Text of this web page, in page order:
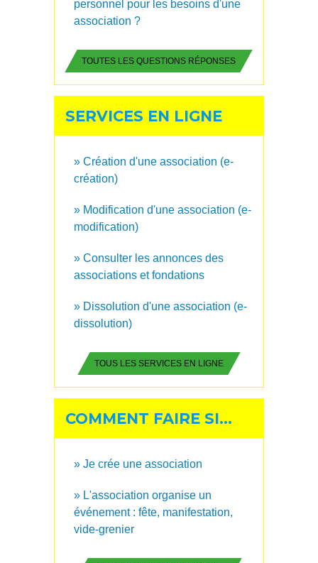
personnel pour les besoins d'une
association ?
TOUTES LES QUESTIONS RÉPONSES
SERVICES EN LIGNE
Création d'une association (e-
création)
Modification d'une association (e-
modification)
Consulter les annonces des
associations et fondations
Dissolution d'une association (e-
dissolution)
TOUS LES SERVICES EN LIGNE
COMMENT FAIRE SI…
Je crée une association
L'association organise un
événement : fête, manifestation,
vide-grenier